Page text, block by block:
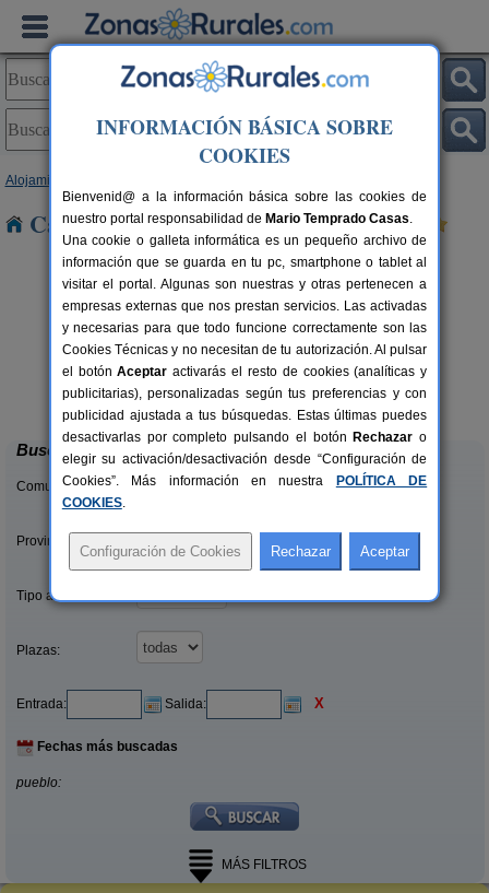
Alojamientos
Casas Rurales cerca de Villada
14 pers.
desde30 €
La Casona de Támara
Támara de Campos (Palencia)
Buscar
Comunidades:
Provincias/Islas:
Tipo alquiler:
Plazas:
Entrada: Salida: X
Fechas más buscadas
pueblo:
MÁS FILTROS
INFORMACIÓN BÁSICA SOBRE
COOKIES
Bienvenid@ a la información básica sobre las cookies de
nuestro portal responsabilidad de Mario Temprado Casas.
Una cookie o galleta informática es un pequeño archivo de
información que se guarda en tu pc, smartphone o tablet al
visitar el portal. Algunas son nuestras y otras pertenecen a
empresas externas que nos prestan servicios. Las activadas
y necesarias para que todo funcione correctamente son las
Cookies Técnicas y no necesitan de tu autorización. Al pulsar
el botónAceptar activarás el resto de cookies (analíticas y
publicitarias), personalizadas según tus preferencias y con
publicidad ajustada a tus búsquedas. Estas últimas puedes
desactivarlas por completo pulsando el botón Rechazar o
elegir su activación/desactivación desde “Configuración de
Cookies”. Más información en nuestra
POLÍTICA DE
COOKIES.